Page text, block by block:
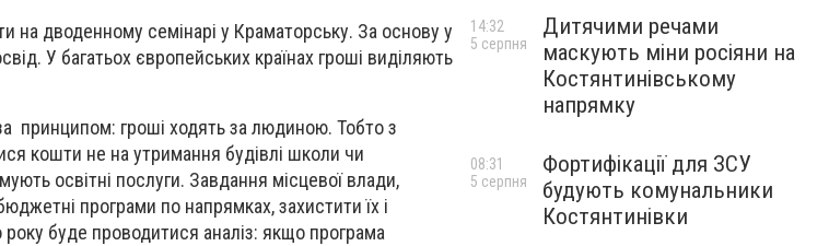
на дводенному семінарі у Краматорську. За основу у
У багатьох європейських країнах гроші виділяють
принципом: гроші ходять за людиною. Тобто з
кошти не на утримання будівлі школи чи
освітні послуги. Завдання місцевої влади,
програми по напрямках, захистити їх і
буде проводитися аналіз: якщо програма
Дитячими речами
маскують міни росіяни на
Костянтинівському
напрямку
14:32
5 серпня
Фортифікації для ЗСУ
будують комунальники
Костянтинівки
08:31
5 серпня